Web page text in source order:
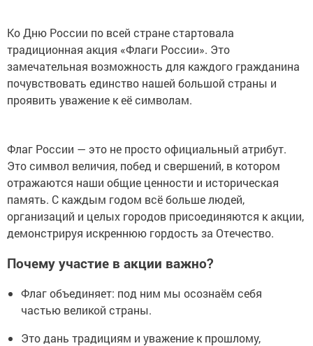
Ко Дню России по всей стране стартовала
традиционная акция «Флаги России». Это
замечательная возможность для каждого гражданина
почувствовать единство нашей большой страны и
проявить уважение к её символам.
Флаг России — это не просто официальный атрибут.
Это символ величия, побед и свершений, в котором
отражаются наши общие ценности и историческая
память. С каждым годом всё больше людей,
организаций и целых городов присоединяются к акции,
демонстрируя искреннюю гордость за Отечество.
Почему участие в акции важно?
Флаг объединяет: под ним мы осознаём себя
частью великой страны.
Это дань традициям и уважение к прошлому,